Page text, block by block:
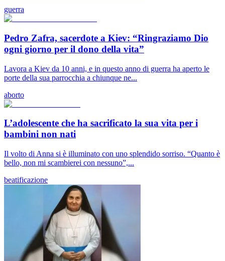
guerra
Pedro Zafra, sacerdote a Kiev: “Ringraziamo Dio
ogni giorno per il dono della vita”
Lavora a Kiev da 10 anni, e in questo anno di guerra ha aperto le
porte della sua parrocchia a chiunque ne...
aborto
L’adolescente che ha sacrificato la sua vita per i
bambini non nati
Il volto di Anna si è illuminato con uno splendido sorriso. “Quanto è
bello, non mi scambierei con nessuno”,...
beatificazione